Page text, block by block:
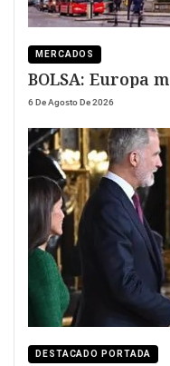
MERCADOS
BOLSA: Europa
6 De Agosto De 2026
DESTACADO PORTADA